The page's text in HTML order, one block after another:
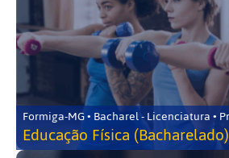
Formiga-MG • Bacharel - Licenciatura •
Educação Física (Bacharelado)